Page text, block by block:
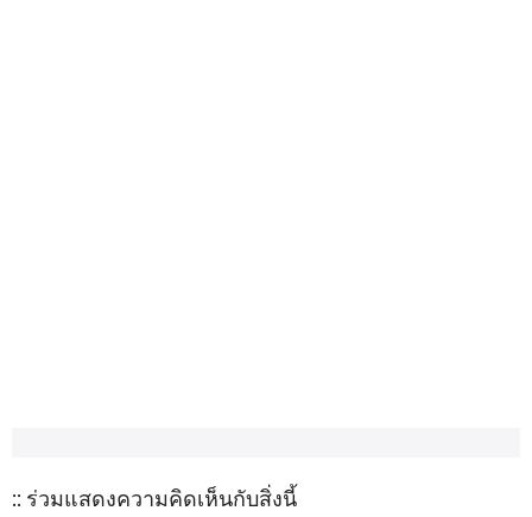
:: ร่วมแสดงความคิดเห็นกับสิ่งนี้